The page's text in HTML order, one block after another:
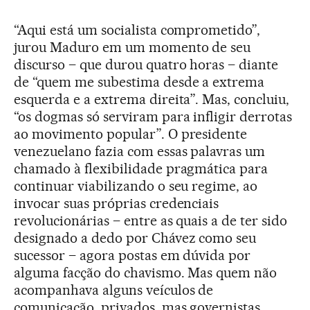
“Aqui está um socialista comprometido”,
jurou Maduro em um momento de seu
discurso – que durou quatro horas – diante
de “quem me subestima desde a extrema
esquerda e a extrema direita”. Mas, concluiu,
“os dogmas só serviram para infligir derrotas
ao movimento popular”. O presidente
venezuelano fazia com essas palavras um
chamado à flexibilidade pragmática para
continuar viabilizando o seu regime, ao
invocar suas próprias credenciais
revolucionárias – entre as quais a de ter sido
designado a dedo por Chávez como seu
sucessor – agora postas em dúvida por
alguma facção do chavismo. Mas quem não
acompanhava alguns veículos de